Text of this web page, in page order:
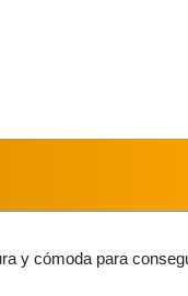
y cómoda para